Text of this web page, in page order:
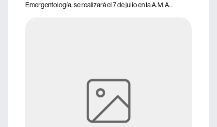
Emergentología, se realizará el 7 de julio en la A.M.A..